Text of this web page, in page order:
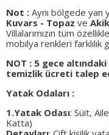
Not : Aynı bölgede yan
Kuvars - Topaz ve Akik
Villalarımızın tüm
mobilya renkleri farklılık
NOT : 5 gece
temizlik ücreti talep
Yatak Odaları :
1.Yatak Odası: Süit,
Katta)